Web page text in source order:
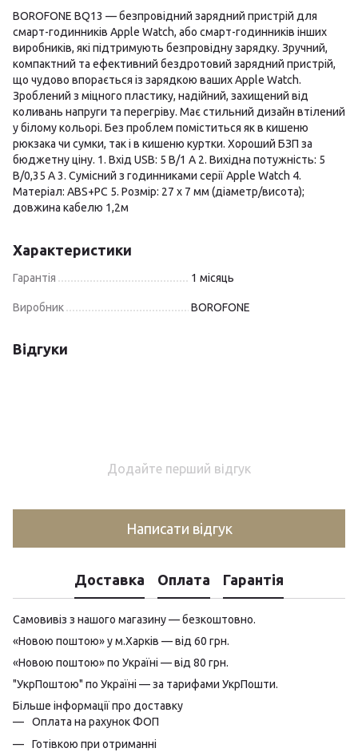
BOROFONE BQ13 — безпровідний зарядний пристрій для
смарт-годинників Apple Watch, або смарт-годинників інших
виробників, які підтримують безпровідну зарядку. Зручний,
компактний та ефективний бездротовий зарядний пристрій,
що чудово впорається із зарядкою ваших Apple Watch.
Зроблений з міцного пластику, надійний, захищений від
коливань напруги та перегріву. Має стильний дизайн втілений
у білому кольорі. Без проблем поміститься як в кишеню
рюкзака чи сумки, так і в кишеню куртки. Хороший БЗП за
бюджетну ціну. 1. Вхід USB: 5 В/1 А 2. Вихідна потужність: 5
В/0,35 А 3. Сумісний з годинниками серії Apple Watch 4.
Матеріал: ABS+PC 5. Розмір: 27 х 7 мм (діаметр/висота);
довжина кабелю 1,2м
Характеристики
Гарантія 1 місяць
Виробник BOROFONE
Відгуки
Додайте перший відгук
Написати відгук
Доставка Оплата Гарантія
Самовивіз з нашого магазину — безкоштовно.
«Новою поштою» у м.Харків — від 60 грн.
«Новою поштою» по Україні — від 80 грн.
"УкрПоштою" по Україні — за тарифами УкрПошти.
Більше інформації про доставку
Оплата на рахунок ФОП
Готівкою при отриманні